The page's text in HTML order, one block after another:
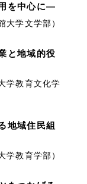
を中心に―
学文学部）
と地域的役
教育文化学
地域住民組
教育学部）